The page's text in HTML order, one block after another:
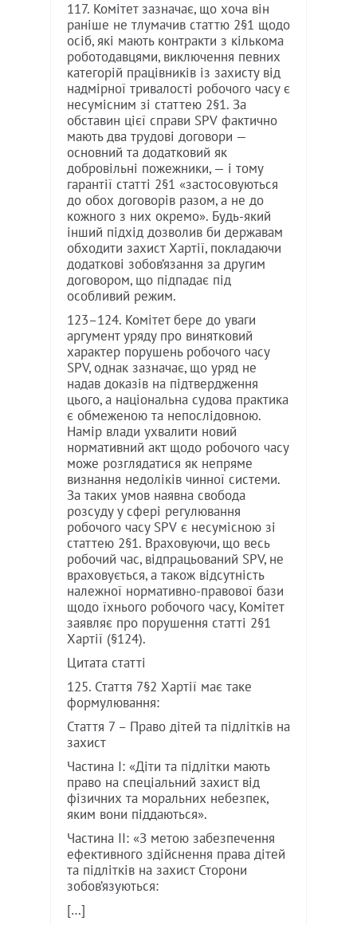
117. Комітет зазначає, що хоча він
раніше не тлумачив статтю 2§1 щодо
осіб, які мають контракти з кількома
роботодавцями, виключення певних
категорій працівників із захисту від
надмірної тривалості робочого часу є
несумісним зі статтею 2§1. За
обставин цієї справи SPV фактично
мають два трудові договори —
основний та додатковий як
добровільні пожежники, — і тому
гарантії статті 2§1 «застосовуються
до обох договорів разом, а не до
кожного з них окремо». Будь-який
інший підхід дозволив би державам
обходити захист Хартії, покладаючи
додаткові зобов’язання за другим
договором, що підпадає під
особливий режим.
123–124. Комітет бере до уваги
аргумент уряду про винятковий
характер порушень робочого часу
SPV, однак зазначає, що уряд не
надав доказів на підтвердження
цього, а національна судова практика
є обмеженою та непослідовною.
Намір влади ухвалити новий
нормативний акт щодо робочого часу
може розглядатися як непряме
визнання недоліків чинної системи.
За таких умов наявна свобода
розсуду у сфері регулювання
робочого часу SPV є несумісною зі
статтею 2§1. Враховуючи, що весь
робочий час, відпрацьований SPV, не
враховується, а також відсутність
належної нормативно-правової бази
щодо їхнього робочого часу, Комітет
заявляє про порушення статті 2§1
Хартії (§124).
Цитата статті
125. Стаття 7§2 Хартії має таке
формулювання:
Стаття 7 – Право дітей та підлітків на
захист
Частина I: «Діти та підлітки мають
право на спеціальний захист від
фізичних та моральних небезпек,
яким вони піддаються».
Частина II: «З метою забезпечення
ефективного здійснення права дітей
та підлітків на захист Сторони
зобов’язуються:
[…]